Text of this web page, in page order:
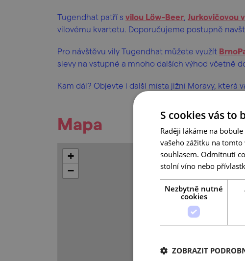
Tugendhat patří s vilou Löw-Beer Jurkovičovou
vilovému kvartetu. Doporučujeme postupně
Pro návštěvu vily Tugendhat můžete využít
slevy na vstupné a mnoho dalších výhod včetně
Kam dál? Objevte i další místa jižní Moravy, která
Mapa
+
−
S cookies vás to
Raději lákáme na
vašeho zážitku na
souhlasem. Odmítnutí
stolní víno nebo
Nezbytně nutné
cookies
ZOBRAZIT